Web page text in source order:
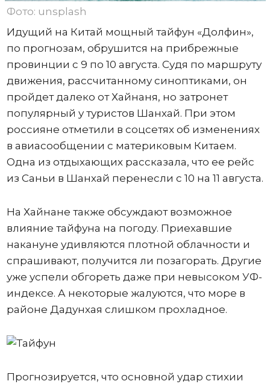
Фото: unsplash
Идущий на Китай мощный тайфун «Долфин»,
по прогнозам, обрушится на прибрежные
провинции с 9 по 10 августа. Судя по маршруту
движения, рассчитанному синоптиками, он
пройдет далеко от Хайнаня, но затронет
популярный у туристов Шанхай. При этом
россияне отметили в соцсетях об изменениях
в авиасообщении с материковым Китаем.
Одна из отдыхающих рассказала, что ее рейс
из Саньи в Шанхай перенесли с 10 на 11 августа.
На Хайнане также обсуждают возможное
влияние тайфуна на погоду. Приехавшие
накануне удивляются плотной облачности и
спрашивают, получится ли позагорать. Другие
уже успели обгореть даже при невысоком УФ-
индексе. А некоторые жалуются, что море в
районе Дадунхая слишком прохладное.
Прогнозируется, что основной удар стихии